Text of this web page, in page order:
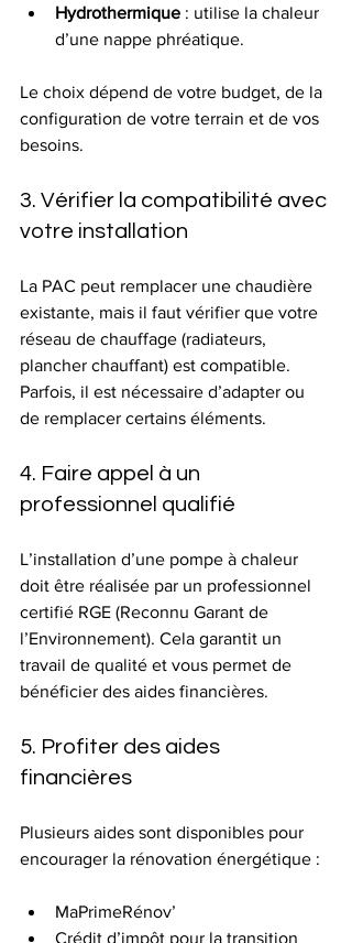
Hydrothermique : utilise la chaleur
d’une nappe phréatique.
Le choix dépend de votre budget, de la
configuration de votre terrain et de vos
besoins.
3. Vérifier la compatibilité avec
votre installation
La PAC peut remplacer une chaudière
existante, mais il faut vérifier que votre
réseau de chauffage (radiateurs,
plancher chauffant) est compatible.
Parfois, il est nécessaire d’adapter ou
de remplacer certains éléments.
4. Faire appel à un
professionnel qualifié
L’installation d’une pompe à chaleur
doit être réalisée par un professionnel
certifié RGE (Reconnu Garant de
l’Environnement). Cela garantit un
travail de qualité et vous permet de
bénéficier des aides financières.
5. Profiter des aides
financières
Plusieurs aides sont disponibles pour
encourager la rénovation énergétique :
MaPrimeRénov’
Crédit d’impôt pour la transition